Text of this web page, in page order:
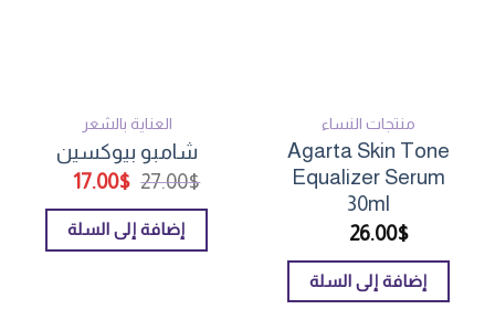
منتجات النساء
Agarta Skin Tone
Equalizer Serum
30ml
26.00$
إضافة إلى السلة
العناية بالشعر
شامبو بيوكسين
27.00$
السعر
هو:
27.00$.
17.00$
السعر
هو:
17.00$.
إضافة إلى السلة